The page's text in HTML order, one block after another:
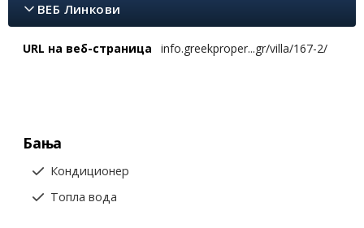
ВЕБ Линкови
URL на веб-страница info.greekproper...gr/villa/167-2/
Бања
Кондиционер
Топла вода